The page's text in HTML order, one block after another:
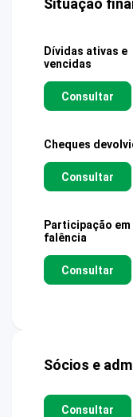
Situação
Dívidas ativas e
vencidas
Consultar
Cheques
Consultar
Participação em
falência
Consultar
Sócios e
Consultar